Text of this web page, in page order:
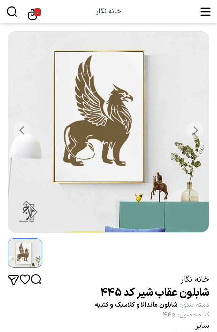
خانه نگار 0
خانه نگار
شابلون عقاب شیر کد 445
دسته بندی: شابلون ماندالا و کلاسیک و کتیبه
کد محصول:
445
سایز